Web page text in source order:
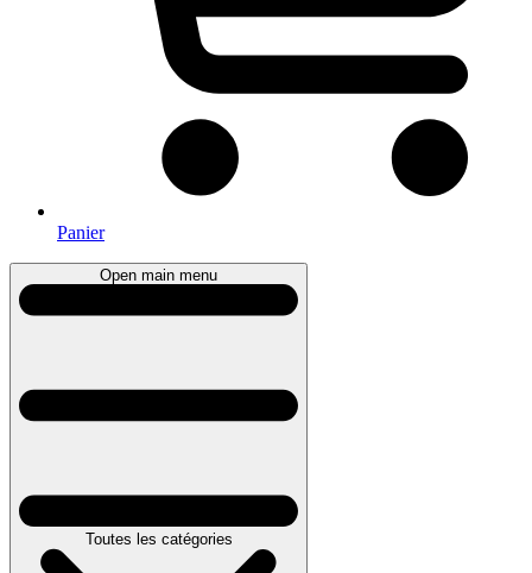
Panier
Open main menu
Toutes les catégories